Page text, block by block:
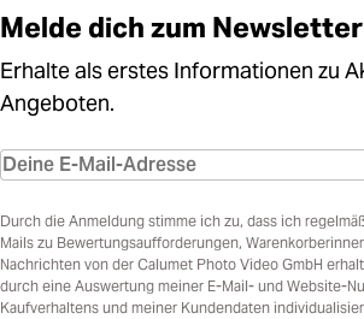
Melde dich zum
Erhalte als erstes Informationen zu
Angeboten.
Durch die Anmeldung stimme ich zu, dass ich
Mails zu Bewertungsaufforderungen,
Nachrichten von der Calumet Photo Video GmbH
durch eine Auswertung meiner E-Mail- und Website-
Kaufverhaltens und meiner Kundendaten